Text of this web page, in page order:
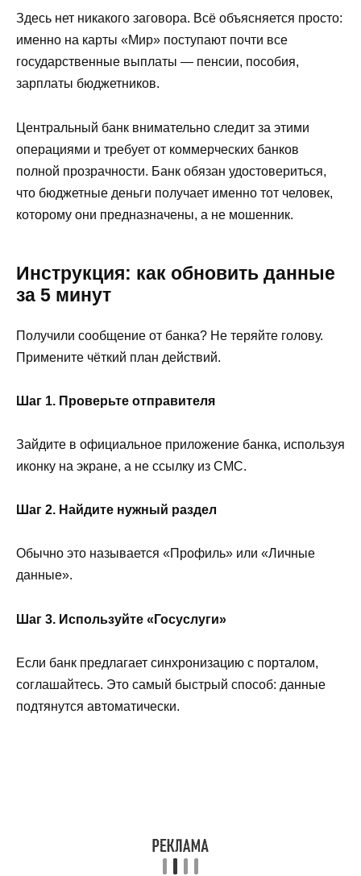
Здесь нет никакого заговора. Всё объясняется просто:
именно на карты «Мир» поступают почти все
государственные выплаты — пенсии, пособия,
зарплаты бюджетников.
Центральный банк внимательно следит за этими
операциями и требует от коммерческих банков
полной прозрачности. Банк обязан удостовериться,
что бюджетные деньги получает именно тот человек,
которому они предназначены, а не мошенник.
Инструкция: как обновить данные
за 5 минут
Получили сообщение от банка? Не теряйте голову.
Примените чёткий план действий.
Шаг 1. Проверьте отправителя
Зайдите в официальное приложение банка, используя
иконку на экране, а не ссылку из СМС.
Шаг 2. Найдите нужный раздел
Обычно это называется «Профиль» или «Личные
данные».
Шаг 3. Используйте «Госуслуги»
Если банк предлагает синхронизацию с порталом,
соглашайтесь. Это самый быстрый способ: данные
подтянутся автоматически.